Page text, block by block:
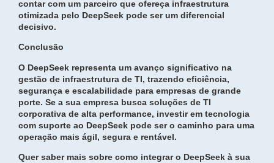
contar com um parceiro que ofereça infraestrutura
otimizada pelo DeepSeek pode ser um diferencial
decisivo.
Conclusão
O DeepSeek representa um avanço significativo na
gestão de infraestrutura de TI, trazendo eficiência,
segurança e escalabilidade para empresas de grande
porte. Se a sua empresa busca soluções de TI
corporativa de alta performance, investir em tecnologia
com suporte ao DeepSeek pode ser o caminho para uma
operação mais ágil, segura e rentável.
Quer saber mais sobre como integrar o DeepSeek à sua